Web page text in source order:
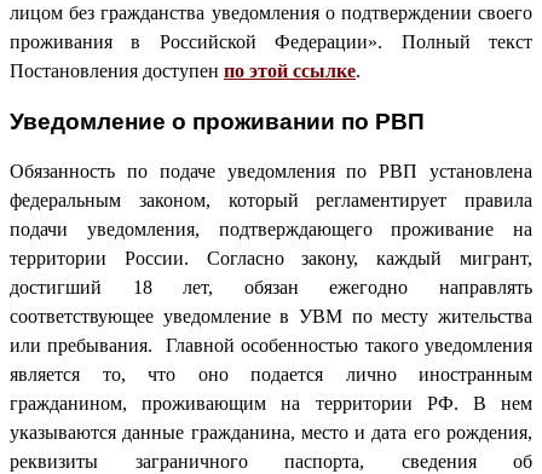
лицом без гражданства уведомления о подтверждении своего
проживания в Российской Федерации». Полный текст
Постановления доступен по этой ссылке.
Уведомление о проживании по РВП
Обязанность по подаче уведомления по РВП установлена
федеральным законом, который регламентирует правила
подачи уведомления, подтверждающего проживание на
территории России. Согласно закону, каждый мигрант,
достигший 18 лет, обязан ежегодно направлять
соответствующее уведомление в УВМ по месту жительства
или пребывания. Главной особенностью такого уведомления
является то, что оно подается лично иностранным
гражданином, проживающим на территории РФ. В нем
указываются данные гражданина, место и дата его рождения,
реквизиты заграничного паспорта, сведения об